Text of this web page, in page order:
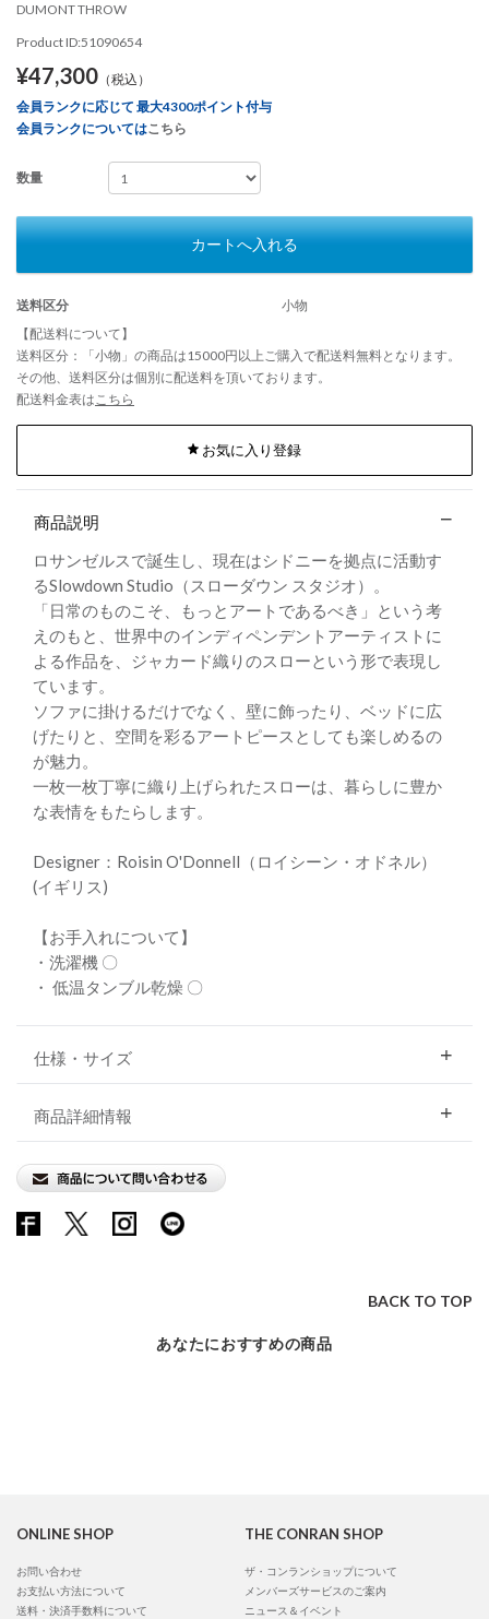
DUMONT THROW
Product ID:51090654
¥47,300 （税込）
会員ランクに応じて 最大4300ポイント付与
会員ランクについてはこちら
数量
カートへ入れる
送料区分
小物
【配送料について】
送料区分：「小物」の商品は15000円以上ご購入で配送料無料となります。
その他、送料区分は個別に配送料を頂いております。
配送料金表はこちら
お気に入り登録
商品説明
ロサンゼルスで誕生し、現在はシドニーを拠点に活動す
るSlowdown Studio（スローダウン スタジオ）。
「日常のものこそ、もっとアートであるべき」という考
えのもと、世界中のインディペンデントアーティストに
よる作品を、ジャカード織りのスローという形で表現し
ています。
ソファに掛けるだけでなく、壁に飾ったり、ベッドに広
げたりと、空間を彩るアートピースとしても楽しめるの
が魅力。
一枚一枚丁寧に織り上げられたスローは、暮らしに豊か
な表情をもたらします。
Designer：Roisin O'Donnell（ロイシーン・オドネル）
(イギリス)
【お手入れについて】
・洗濯機 〇
・ 低温タンブル乾燥 〇
仕様・サイズ
商品詳細情報
BACK TO TOP
あなたにおすすめの商品
ONLINE SHOP
お問い合わせ
お支払い方法について
送料・決済手数料について
THE CONRAN SHOP
ザ・コンランショップについて
メンバーズサービスのご案内
ニュース＆イベント